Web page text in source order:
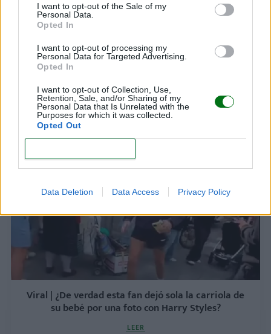
I want to opt-out of the Sale of my
Personal Data.
Opted In
I want to opt-out of processing my
Personal Data for Targeted Advertising.
Opted In
I want to opt-out of Collection, Use,
Retention, Sale, and/or Sharing of my
Personal Data that Is Unrelated with the
Purposes for which it was collected.
Opted Out
Data Deletion Data Access Privacy Policy
LEER
nacimiento: ¿le beneficia o lo confunde?
"No entendía que era mi hijo": despertó del coma
sin recordar que había dado a luz. ¿Qué pasó?
LEER
Viral | ¿De verdad esta fan dejó sola la carriola de
su bebé por una foto con Harry Styles?
LEER